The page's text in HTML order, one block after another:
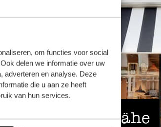
om functies voor social
delen we informatie over uw
adverteren en analyse. Deze
die u aan ze heeft
van hun services.
Immer in der Nähe